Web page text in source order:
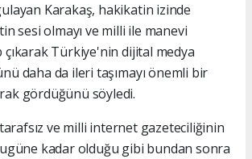
Karakaş, hakikatin izinde
sesi olmayı ve milli ile manevi
Türkiye'nin dijital medya
daha da ileri taşımayı önemli bir
gördüğünü söyledi.
ve milli internet gazeteciliğinin
kadar olduğu gibi bundan sonra